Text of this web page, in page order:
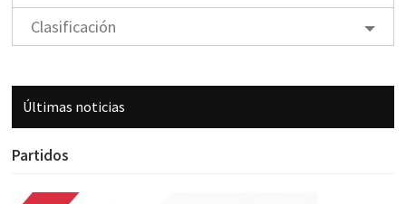
Clasificación
Últimas noticias
Partidos